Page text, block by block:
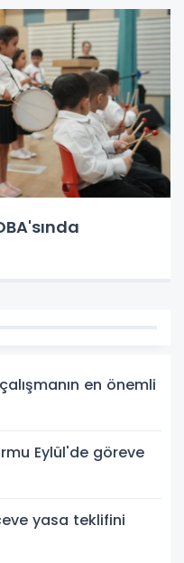
en önemli
Eylül'de göreve
yasa teklifini